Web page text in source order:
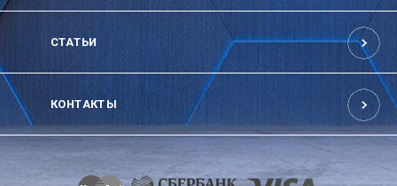
СТАТЬИ
КОНТАКТЫ